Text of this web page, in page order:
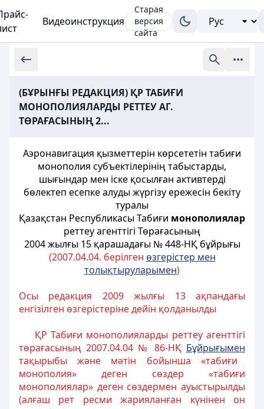
Видеоинструкция
Старая
версия
сайта
(БҰРЫНҒЫ РЕДАКЦИЯ) ҚР ТАБИҒИ
МОНОПОЛИЯЛАРДЫ РЕТТЕУ АГ.
ТӨРАҒАСЫНЫҢ 2...
Аэронавигация қызметтерін көрсететін табиғи
монополия субъектілерінің табыстарды,
шығындар мен іске қосылған активтерді
бөлектеп есепке алуды жүргізу ережесін бекіту
туралы
Қазақстан Республикасы Табиғи монополиялар
реттеу агенттігі Төрағасының
2004 жылғы 15 қарашадағы № 448-НҚ бұйрығы
(2007.04.04. берілген өзгерістер мен
толықтыруларымен)
Осы редакция 2009 жылғы 13 ақпандағы
енгізілген өзгерістеріне дейін қолданылды
ҚР Табиғи монополияларды реттеу агенттігі
төрағасының 2007.04.04 № 86-НҚ Бұйрығымен
тақырыбы және мәтін бойынша «табиғи
монополия» деген сөздер «табиғи
монополиялар» деген сөздермен ауыстырылды
(алғаш рет ресми жарияланған күнінен он